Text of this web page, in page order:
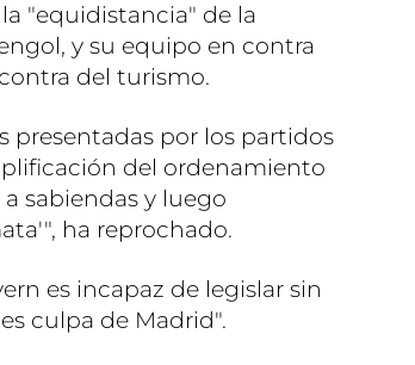
"equidistancia" de la
y su equipo en contra
del turismo.
presentadas por los partidos
del ordenamiento
sabiendas y luego
ha reprochado.
es incapaz de legislar sin
culpa de Madrid".